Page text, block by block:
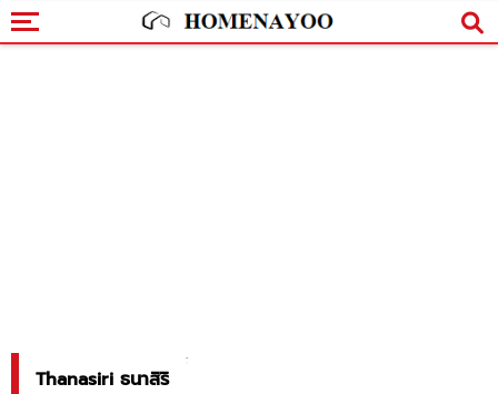
Thanasiri ธนาสิริ